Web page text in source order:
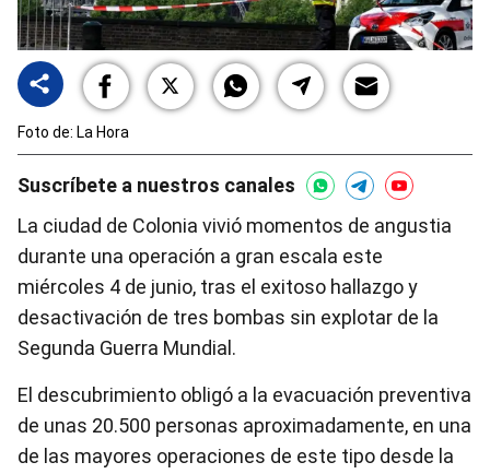
Foto de: La Hora
Suscríbete a nuestros canales
La ciudad de Colonia vivió momentos de angustia
durante una operación a gran escala este
miércoles 4 de junio, tras el exitoso hallazgo y
desactivación de tres bombas sin explotar de la
Segunda Guerra Mundial.
El descubrimiento obligó a la evacuación preventiva
de unas 20.500 personas aproximadamente, en una
de las mayores operaciones de este tipo desde la